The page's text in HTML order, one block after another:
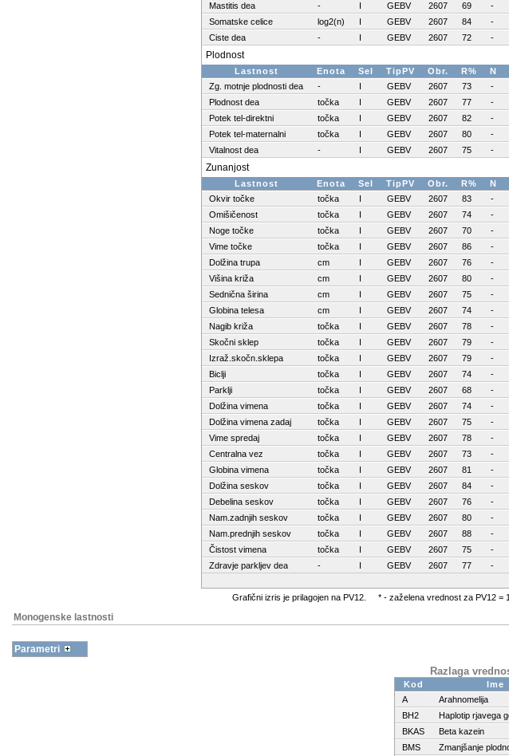
Mastitis dea
- I GEBV 2607 69 -
Somatske celice
log2(n) I GEBV 2607 84 -
Ciste dea
- I GEBV 2607 72 -
Plodnost
Lastnost Enota Sel TipPV Obr. R% N
Zg. motnje plodnosti dea
- I GEBV 2607 73 -
Plodnost dea
točka I GEBV 2607 77 -
Potek tel-direktni
točka I GEBV 2607 82 -
Potek tel-maternalni
točka I GEBV 2607 80 -
Vitalnost dea
- I GEBV 2607 75 -
Zunanjost
Lastnost Enota Sel TipPV Obr. R% N
Okvir točke
točka I GEBV 2607 83 -
Omišičenost
točka I GEBV 2607 74 -
Noge točke
točka I GEBV 2607 70 -
Vime točke
točka I GEBV 2607 86 -
Dolžina trupa
cm I GEBV 2607 76 -
Višina križa
cm I GEBV 2607 80 -
Sednična širina
cm I GEBV 2607 75 -
Globina telesa
cm I GEBV 2607 74 -
Nagib križa
točka I GEBV 2607 78 -
Skočni sklep
točka I GEBV 2607 79 -
Izraž.skočn.sklepa
točka I GEBV 2607 79 -
Biclji
točka I GEBV 2607 74 -
Parklji
točka I GEBV 2607 68 -
Dolžina vimena
točka I GEBV 2607 74 -
Dolžina vimena zadaj
točka I GEBV 2607 75 -
Vime spredaj
točka I GEBV 2607 78 -
Centralna vez
točka I GEBV 2607 73 -
Globina vimena
točka I GEBV 2607 81 -
Dolžina seskov
točka I GEBV 2607 84 -
Debelina seskov
točka I GEBV 2607 76 -
Nam.zadnjih seskov
točka I GEBV 2607 80 -
Nam.prednjih seskov
točka I GEBV 2607 88 -
Čistost vimena
točka I GEBV 2607 75 -
Zdravje parkljev dea
- I GEBV 2607 77 -
Grafični izris je prilagojen na PV12. * - zaželena vrednost za PV12
Monogenske lastnosti
Parametri
Razlaga
Kod Ime
A
Arahnomelija
BH2
Haplotip rjavega
BKAS
Beta kazein
BMS
Zmanjšanje